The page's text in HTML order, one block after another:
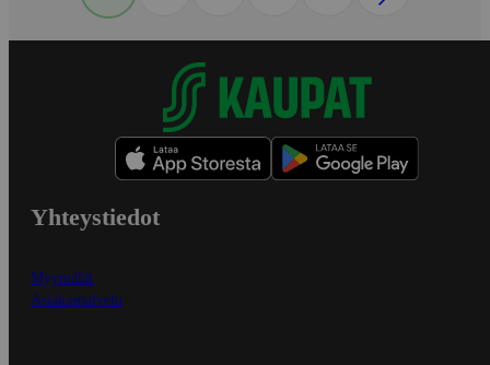
Yhteystiedot
Myymälät
Asiakaspalvelu